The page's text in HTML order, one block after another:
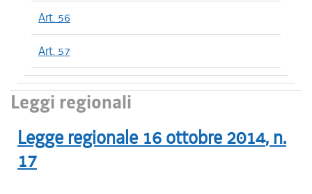
Art. 56
Art. 57
Leggi regionali
Legge regionale 16 ottobre 2014, n.
17